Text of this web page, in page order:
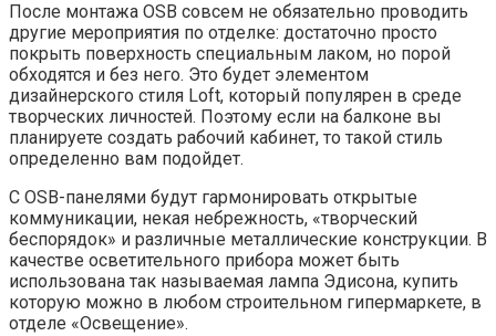
После монтажа OSB совсем не обязательно проводить
другие мероприятия по отделке: достаточно просто
покрыть поверхность специальным лаком, но порой
обходятся и без него. Это будет элементом
дизайнерского стиля Loft, который популярен в среде
творческих личностей. Поэтому если на балконе вы
планируете создать рабочий кабинет, то такой стиль
определенно вам подойдет.
С OSB-панелями будут гармонировать открытые
коммуникации, некая небрежность, «творческий
беспорядок» и различные металлические конструкции. В
качестве осветительного прибора может быть
использована так называемая лампа Эдисона, купить
которую можно в любом строительном гипермаркете, в
отделе «Освещение».